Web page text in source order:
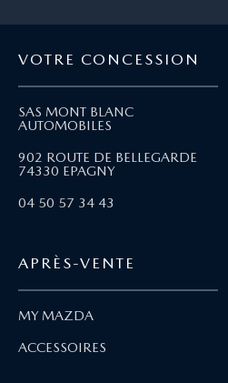
VOTRE CONCESSION
SAS MONT BLANC
AUTOMOBILES
902 ROUTE DE BELLEGARDE
74330 EPAGNY
04 50 57 34 43
APRÈS-VENTE
MY MAZDA
ACCESSOIRES